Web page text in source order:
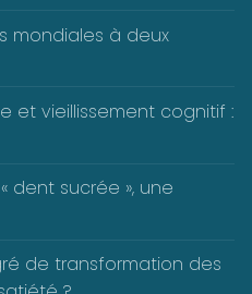
mondiales à deux
et vieillissement cognitif :
dent sucrée », une
de transformation des